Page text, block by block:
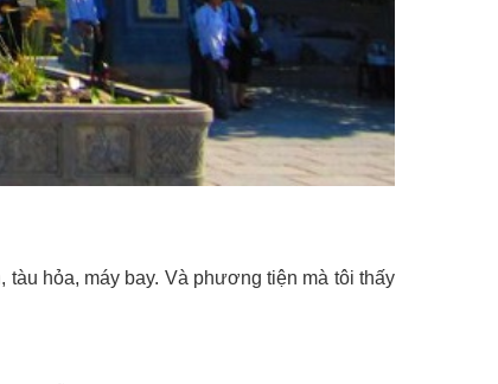
hỏa, máy bay. Và phương tiện mà tôi thấy